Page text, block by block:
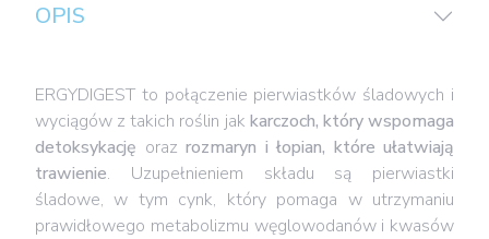
OPIS
ERGYDIGEST to połączenie pierwiastków śladowych i
wyciągów z takich roślin jak karczoch, który wspomaga
detoksykację oraz rozmaryn i łopian, które ułatwiają
trawienie. Uzupełnieniem składu są pierwiastki
śladowe, w tym cynk, który pomaga w utrzymaniu
prawidłowego metabolizmu węglowodanów i kwasów